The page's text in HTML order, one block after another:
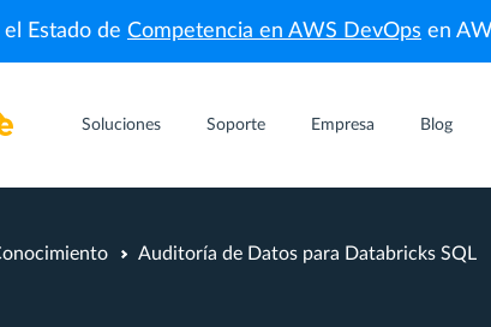
Estado de Competencia en AWS DevOps en
Soluciones Soporte Empresa Blog
Auditoría de Datos para Databricks SQL